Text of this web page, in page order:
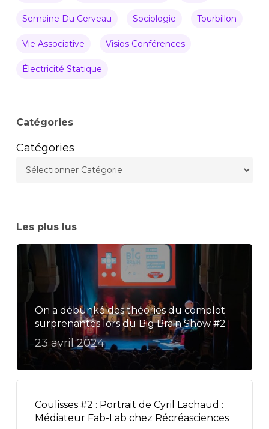
Semaine Du Cerveau Sociologie Tourbillon
Vie Associative Visios Conférences
Électricité Statique
Catégories
Catégories
Les plus lus
On a débunké des théories du complot
surprenantes lors du Big Brain Show #2
23 avril 2024
Coulisses #2 : Portrait de Cyril Lachaud :
Médiateur Fab-Lab chez Récréasciences